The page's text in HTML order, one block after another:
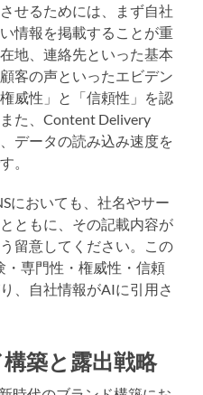
せるためには、まず自社
情報を掲載することが重
地、連絡先といった基本
客の声といったエビデン
威性」と「信頼性」を認
た、Content Delivery
データの読み込み速度を
。
においても、社名やサー
ともに、その記載内容が
留意してください。この
・専門性・権威性・信頼
、自社情報がAIに引用さ
築と露出戦略